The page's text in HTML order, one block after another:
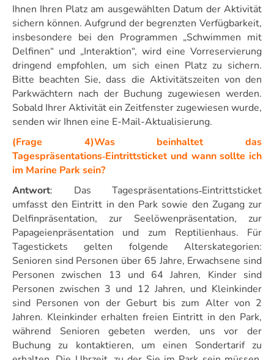
Ihnen Ihren Platz am ausgewählten Datum der Aktivität
sichern können. Aufgrund der begrenzten Verfügbarkeit,
insbesondere bei den Programmen „Schwimmen mit
Delfinen“ und „Interaktion“, wird eine Vorreservierung
dringend empfohlen, um sich einen Platz zu sichern.
Bitte beachten Sie, dass die Aktivitätszeiten von den
Parkwächtern nach der Buchung zugewiesen werden.
Sobald Ihrer Aktivität ein Zeitfenster zugewiesen wurde,
senden wir Ihnen eine E-Mail-Aktualisierung.
(Frage 4)Was beinhaltet das
Tagespräsentations‑Eintrittsticket und wann sollte ich
im Marine Park sein?
Antwort: Das Tagespräsentations‑Eintrittsticket
umfasst den Eintritt in den Park sowie den Zugang zur
Delfinpräsentation, zur Seelöwenpräsentation, zur
Papageienpräsentation und zum Reptilienhaus. Für
Tagestickets gelten folgende Alterskategorien:
Senioren sind Personen über 65 Jahre, Erwachsene sind
Personen zwischen 13 und 64 Jahren, Kinder sind
Personen zwischen 3 und 12 Jahren, und Kleinkinder
sind Personen von der Geburt bis zum Alter von 2
Jahren. Kleinkinder erhalten freien Eintritt in den Park,
während Senioren gebeten werden, uns vor der
Buchung zu kontaktieren, um einen Sondertarif zu